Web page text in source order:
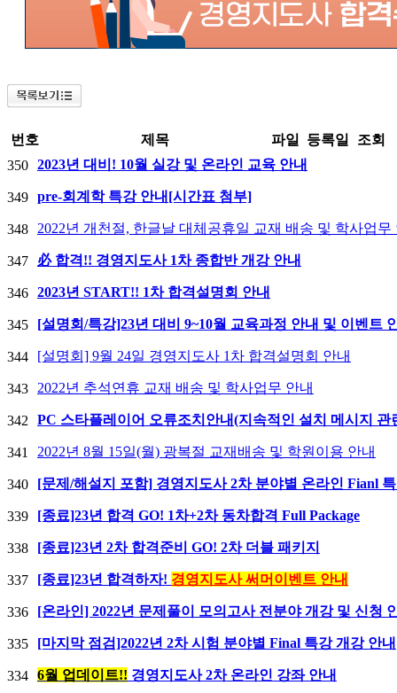
번호 제목 파일 등록일
조회
350 2023년 대비! 10월 실강 및 온라인 교육 안내
349 pre-회계학 특강 안내[시간표 첨부]
348 2022년 개천절, 한글날 대체공휴일 교재 배송 및 학사업무
347 必 합격!! 경영지도사 1차 종합반 개강 안내
346 2023년 START!! 1차 합격설명회 안내
345 [설명회/특강]23년 대비 9~10월 교육과정 안내 및 이벤트
344 [설명회] 9월 24일 경영지도사 1차 합격설명회 안내
343 2022년 추석연휴 교재 배송 및 학사업무 안내
342 PC 스타플레이어 오류조치안내(지속적인 설치 메시지 관
341 2022년 8월 15일(월) 광복절 교재배송 및 학원이용 안내
340 [문제/해설지 포함] 경영지도사 2차 분야별 온라인 Fianl
339 [종료]23년 합격 GO! 1차+2차 동차합격 Full Package
338 [종료]23년 2차 합격준비 GO! 2차 더블 패키지
337 [종료]23년 합격하자! 경영지도사 써머이벤트 안내
336 [온라인] 2022년 문제풀이 모의고사 전분야 개강 및 신청
335 [마지막 점검]2022년 2차 시험 분야별 Final 특강 개강 안내
334 6월 업데이트!! 경영지도사 2차 온라인 강좌 안내